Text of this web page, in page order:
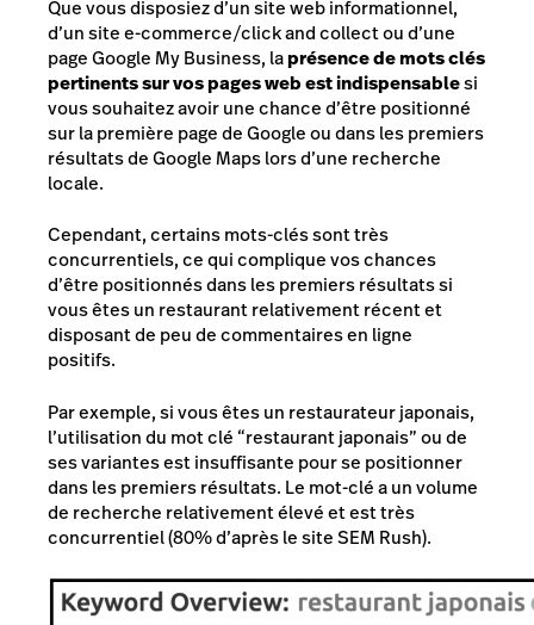
Que vous disposiez d’un site web informationnel,
d’un site e-commerce/click and collect ou d’une
page Google My Business, laprésence de mots clés
pertinents sur vos pages web est indispensablesi
vous souhaitez avoir une chance d’être positionné
sur la première page de Google ou dans les premiers
résultats de Google Maps lors d’une recherche
locale.
Cependant, certains mots-clés sont très
concurrentiels, ce qui complique vos chances
d’être positionnés dans les premiers résultats si
vous êtes un restaurant relativement récent et
disposant de peu de commentaires en ligne
positifs.
Par exemple, si vous êtes un restaurateur japonais,
l’utilisation du mot clé “restaurant japonais” ou de
ses variantes est insuffisante pour se positionner
dans les premiers résultats. Le mot-clé a un volume
de recherche relativement élevé et est très
concurrentiel (80% d’après le site SEM Rush).